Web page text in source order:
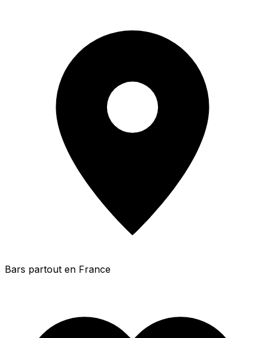
Bars partout en France